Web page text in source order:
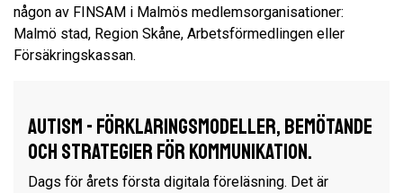
någon av FINSAM i Malmös medlemsorganisationer:
Malmö stad, Region Skåne, Arbetsförmedlingen eller
Försäkringskassan.
Autism - förklaringsmodeller, bemötande
och strategier för kommunikation.
Dags för årets första digitala föreläsning. Det är